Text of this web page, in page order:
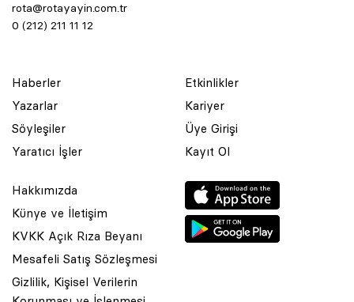
rota@rotayayin.com.tr
0 (212) 211 11 12
Haberler
Yazarlar
Söyleşiler
Yaratıcı İşler
Etkinlikler
Kariyer
Üye Girişi
Kayıt Ol
Hakkımızda
Künye ve İletişim
KVKK Açık Rıza Beyanı
Mesafeli Satış Sözleşmesi
Gizlilik, Kişisel Verilerin